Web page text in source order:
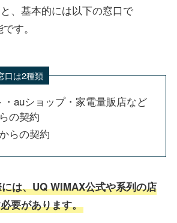
、基本的には以下の窓口で
す。
口は2種類
・auショップ・家電量販店など
の契約
らの契約
は、UQ WIMAX公式や系列の店
要があります。